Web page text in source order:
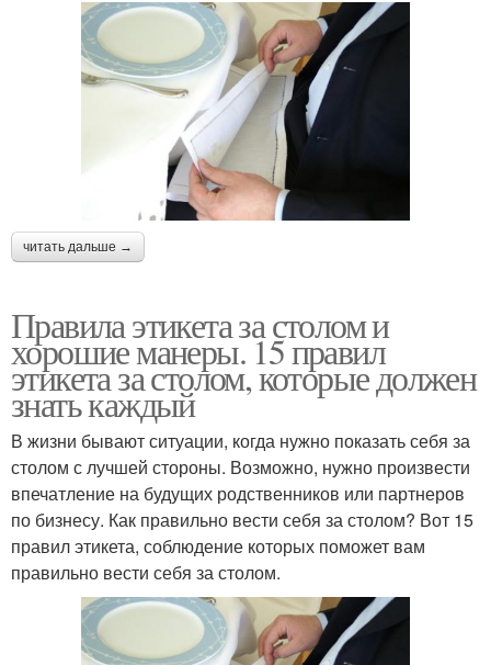
читать дальше →
Правила этикета за столом и
хорошие манеры. 15 правил
этикета за столом, которые должен
знать каждый
В жизни бывают ситуации, когда нужно показать себя за
столом с лучшей стороны. Возможно, нужно произвести
впечатление на будущих родственников или партнеров
по бизнесу. Как правильно вести себя за столом? Вот 15
правил этикета, соблюдение которых поможет вам
правильно вести себя за столом.